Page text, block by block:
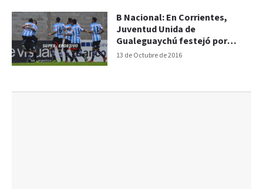
13 de Octubre de 2016
B Nacional: En Corrientes,
Juventud Unida de
Gualeguaychú festejó por
primera vez